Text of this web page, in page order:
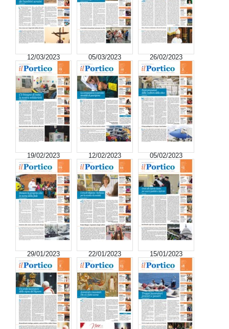
12/03/2023 05/03/2023 26/02/2023
19/02/2023 12/02/2023 05/02/2023
29/01/2023 22/01/2023 15/01/2023